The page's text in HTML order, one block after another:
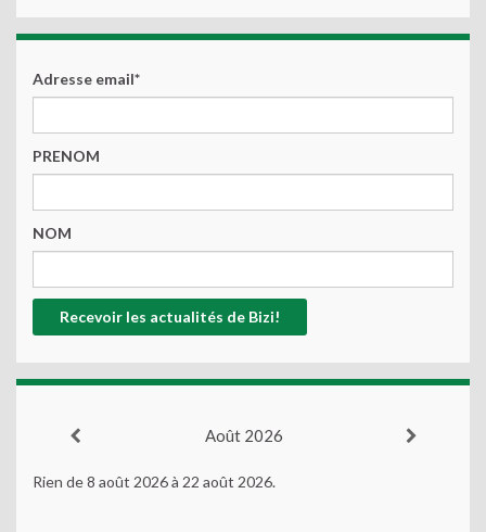
Adresse email*
PRENOM
NOM
Août 2026
Rien de 8 août 2026 à 22 août 2026.